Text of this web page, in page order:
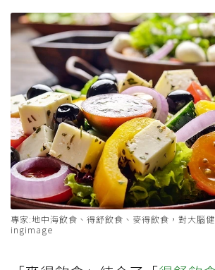
專家:地中海飲食、得舒飲食、麥得飲食，對大腦
ingimage